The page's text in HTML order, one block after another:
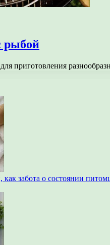
рыбой
приготовления
забота о состоянии